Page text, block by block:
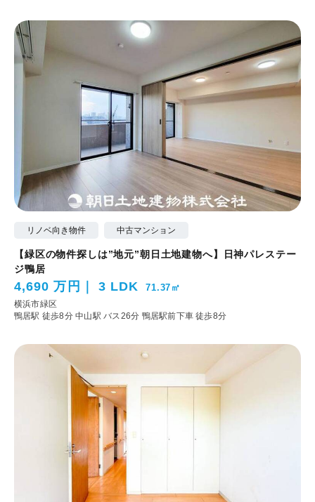
リノベ向き物件 中古マンション
【緑区の物件探しは”地元”朝日土地建物へ】日神パレステー
ジ鴨居
4,690 万円 3 LDK 71.37㎡
横浜市緑区
鴨居駅 徒歩8分中山駅 バス26分 鴨居駅前下車 徒歩8分